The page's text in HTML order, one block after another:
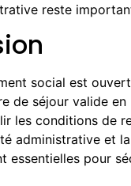
reste
social est
de séjour valide en
les conditions de
administrative et
essentielles pour